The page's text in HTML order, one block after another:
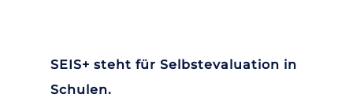
SEIS+ steht für Selbstevaluation in
Schulen.